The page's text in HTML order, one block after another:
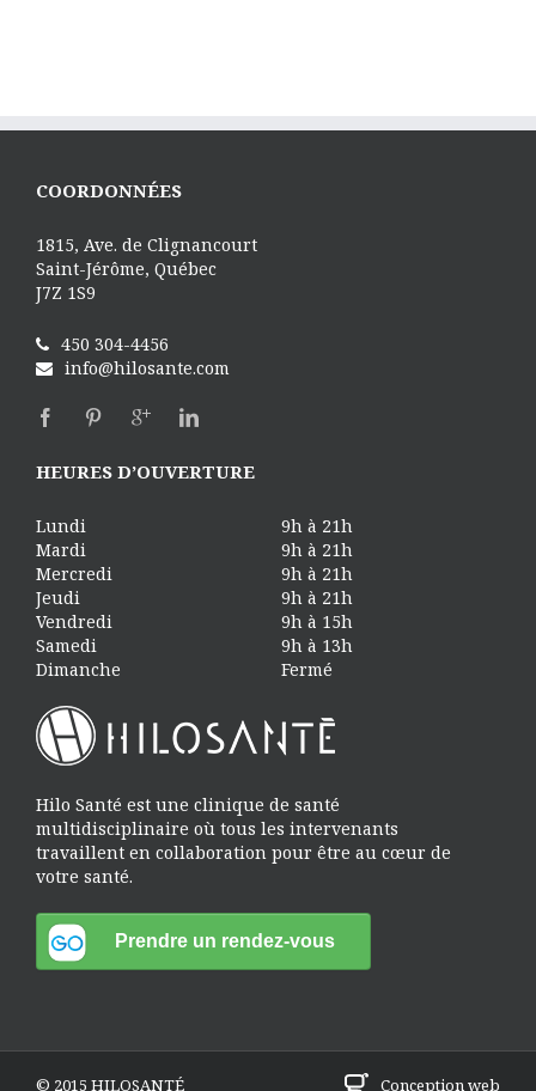
COORDONNÉES
1815, Ave. de Clignancourt
Saint-Jérôme, Québec
J7Z 1S9
450 304-4456
info@hilosante.com
HEURES D’OUVERTURE
Lundi
9h à 21h
Mardi
9h à 21h
Mercredi
9h à 21h
Jeudi
9h à 21h
Vendredi
9h à 15h
Samedi
9h à 13h
Dimanche
Fermé
Hilo Santé est une clinique de santé
multidisciplinaire où tous les intervenants
travaillent en collaboration pour être au cœur de
votre santé.
© 2015 HILOSANTÉ Conception web